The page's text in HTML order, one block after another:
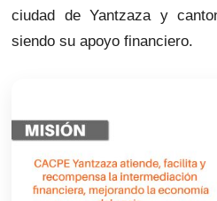
ciudad de Yantzaza y
siendo su apoyo financiero.